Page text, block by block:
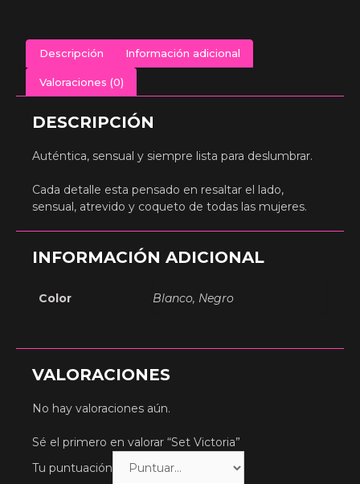
Descripción Información adicional
Valoraciones (0)
DESCRIPCIÓN
Auténtica, sensual y siempre lista para deslumbrar.
Cada detalle esta pensado en resaltar el lado,
sensual, atrevido y coqueto de todas las mujeres.
INFORMACIÓN ADICIONAL
Color Blanco, Negro
VALORACIONES
No hay valoraciones aún.
Sé el primero en valorar “Set Victoria”
Tu puntuación